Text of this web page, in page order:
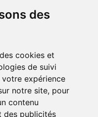
des
cookies et
de suivi
expérience
notre site, pour
contenu
des publicités
34